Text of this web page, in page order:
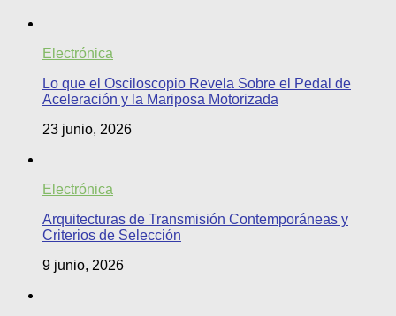
Electrónica
Lo que el Osciloscopio Revela Sobre el Pedal de
Aceleración y la Mariposa Motorizada
23 junio, 2026
Electrónica
Arquitecturas de Transmisión Contemporáneas y
Criterios de Selección
9 junio, 2026